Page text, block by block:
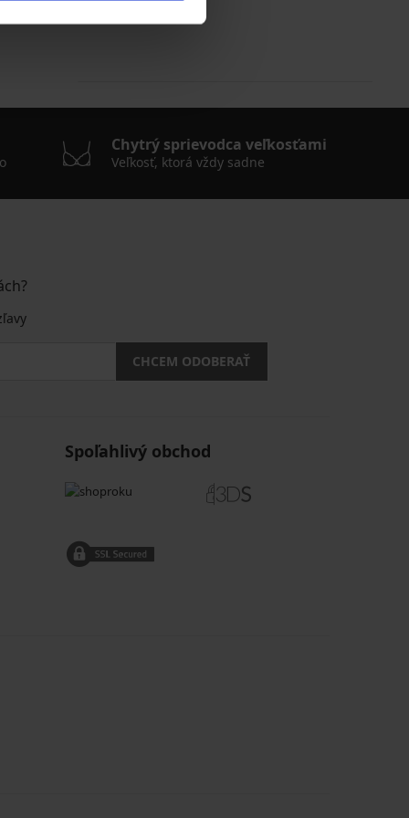
Chytrý sprievodca veľkosťami
Veľkosť, ktorá vždy sadne
CHCEM ODOBERAŤ
Spoľahlivý obchod